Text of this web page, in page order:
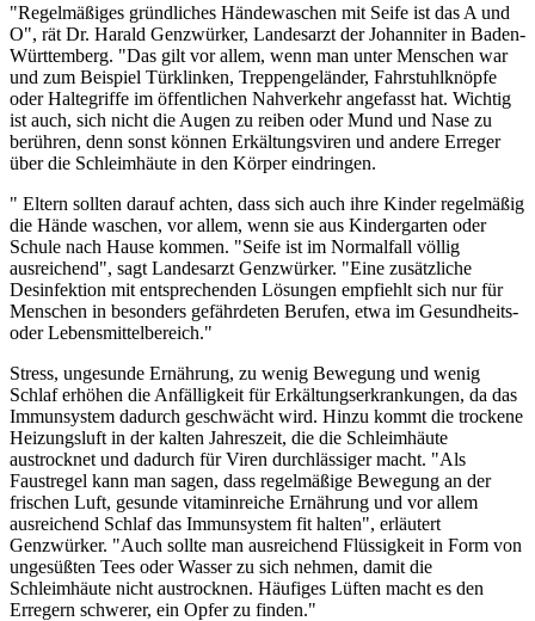
"Regelmäßiges gründliches Händewaschen mit Seife ist das A und
O", rät Dr. Harald Genzwürker, Landesarzt der Johanniter in Baden-
Württemberg. "Das gilt vor allem, wenn man unter Menschen war
und zum Beispiel Türklinken, Treppengeländer, Fahrstuhlknöpfe
oder Haltegriffe im öffentlichen Nahverkehr angefasst hat. Wichtig
ist auch, sich nicht die Augen zu reiben oder Mund und Nase zu
berühren, denn sonst können Erkältungsviren und andere Erreger
über die Schleimhäute in den Körper eindringen.
" Eltern sollten darauf achten, dass sich auch ihre Kinder regelmäßig
die Hände waschen, vor allem, wenn sie aus Kindergarten oder
Schule nach Hause kommen. "Seife ist im Normalfall völlig
ausreichend", sagt Landesarzt Genzwürker. "Eine zusätzliche
Desinfektion mit entsprechenden Lösungen empfiehlt sich nur für
Menschen in besonders gefährdeten Berufen, etwa im Gesundheits-
oder Lebensmittelbereich."
Stress, ungesunde Ernährung, zu wenig Bewegung und wenig
Schlaf erhöhen die Anfälligkeit für Erkältungserkrankungen, da das
Immunsystem dadurch geschwächt wird. Hinzu kommt die trockene
Heizungsluft in der kalten Jahreszeit, die die Schleimhäute
austrocknet und dadurch für Viren durchlässiger macht. "Als
Faustregel kann man sagen, dass regelmäßige Bewegung an der
frischen Luft, gesunde vitaminreiche Ernährung und vor allem
ausreichend Schlaf das Immunsystem fit halten", erläutert
Genzwürker. "Auch sollte man ausreichend Flüssigkeit in Form von
ungesüßten Tees oder Wasser zu sich nehmen, damit die
Schleimhäute nicht austrocknen. Häufiges Lüften macht es den
Erregern schwerer, ein Opfer zu finden."